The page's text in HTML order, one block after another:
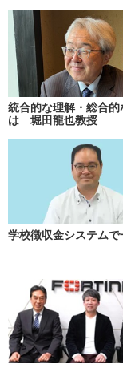
統合的な理解・総合的
は 堀田龍也教授
学校徴収金システムで